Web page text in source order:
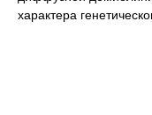
характера